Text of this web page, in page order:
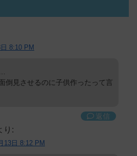
8:10 PM
倒見させるのに子供作ったって言
返信
り:
13日 8:12 PM